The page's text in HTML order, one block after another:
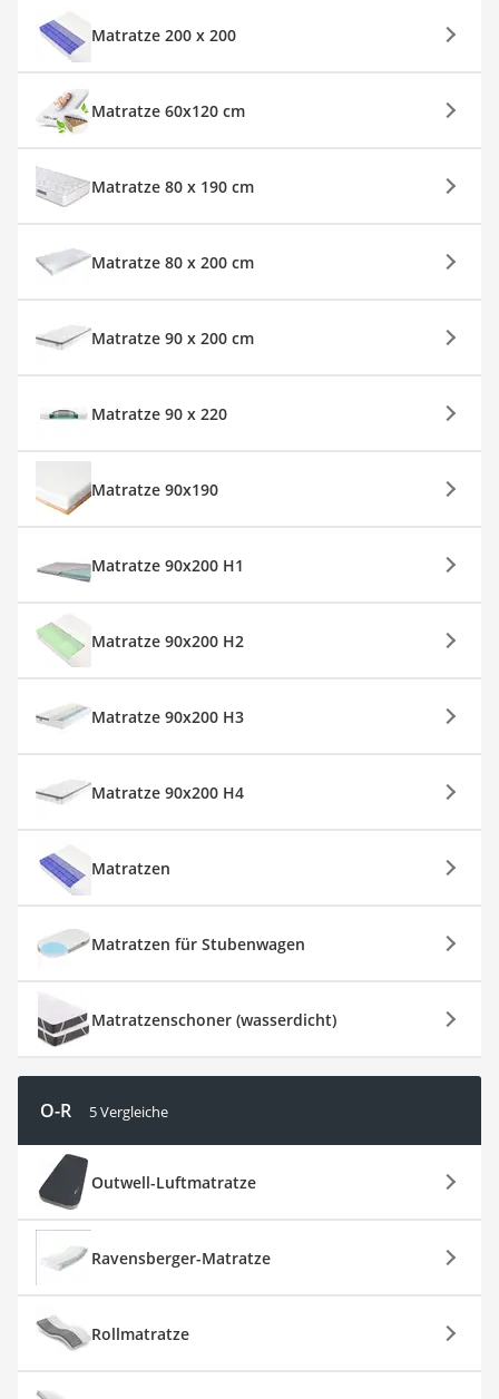
Matratze 200 x 200
Matratze 60x120 cm
Matratze 80 x 190 cm
Matratze 80 x 200 cm
Matratze 90 x 200 cm
Matratze 90 x 220
Matratze 90x190
Matratze 90x200 H1
Matratze 90x200 H2
Matratze 90x200 H3
Matratze 90x200 H4
Matratzen
Matratzen für Stubenwagen
Matratzenschoner (wasserdicht)
O-R 5 Vergleiche
Outwell-Luftmatratze
Ravensberger-Matratze
Rollmatratze